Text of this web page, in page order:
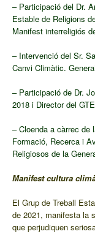
– Participació del Dr.
Estable de Religions
Manifest interreligiós
– Intervenció del Sr.
Canvi Climàtic.
– Participació de Dr.
2018 i Director del
– Cloenda a càrrec de
Formació, Recerca i
Religiosos de la
Manifest cultura
El Grup de Treball
de 2021, manifesta la
que perjudiquen